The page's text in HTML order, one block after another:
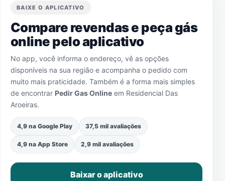
BAIXE O APLICATIVO
Compare revendas e peça gás
online pelo aplicativo
No app, você informa o endereço, vê as opções
disponíveis na sua região e acompanha o pedido com
muito mais praticidade. Também é a forma mais simples
de encontrar Pedir Gas Online em Residencial Das
Aroeiras.
4,9 na Google Play 37,5 mil avaliações
4,9 na App Store 2,9 mil avaliações
Baixar o aplicativo